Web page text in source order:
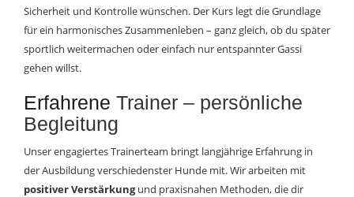
Sicherheit und Kontrolle wünschen. Der Kurs legt die Grundlage
für ein harmonisches Zusammenleben – ganz gleich, ob du später
sportlich weitermachen oder einfach nur entspannter Gassi
gehen willst.
Erfahrene Trainer – persönliche
Begleitung
Unser engagiertes Trainerteam bringt langjährige Erfahrung in
der Ausbildung verschiedenster Hunde mit. Wir arbeiten mit
positiver Verstärkungund praxisnahen Methoden, die dir